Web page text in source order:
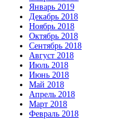
Январь 2019
Декабрь 2018
Ноябрь 2018
Октябрь 2018
Сентябрь 2018
Август 2018
Июль 2018
Июнь 2018
Май 2018
Апрель 2018
Март 2018
Февраль 2018